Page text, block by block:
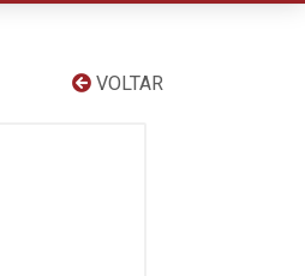
VOLTAR